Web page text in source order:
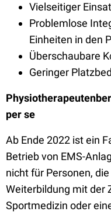
Vielseitiger
Problemlose
Einheiten in den
Überschaubare
Geringer
per se
Ab Ende 2022 ist ein
Betrieb von EMS-
nicht für Personen,
Weiterbildung mit der
Sportmedizin oder